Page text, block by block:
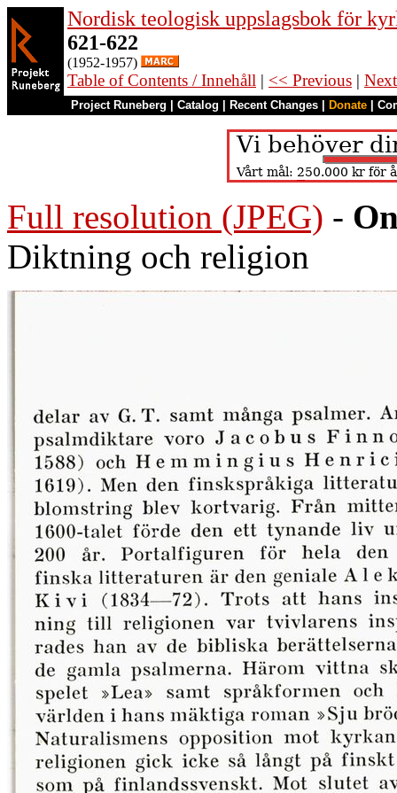
Nordisk teologisk uppslagsbok för
621-622
(1952-1957)
Table of Contents / Innehåll | << Previous |
Project Runeberg Catalog Recent Changes Donate
Full resolution (JPEG) -
Diktning och religion